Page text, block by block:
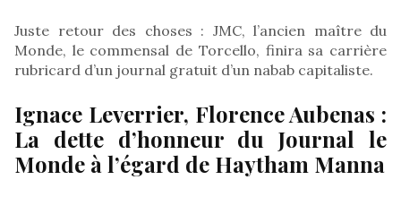
Juste retour des choses : JMC, l’ancien maître du
Monde, le commensal de Torcello, finira sa carrière
rubricard d’un journal gratuit d’un nabab capitaliste.
Ignace Leverrier, Florence Aubenas :
La dette d’honneur du Journal le
Monde à l’égard de Haytham Manna